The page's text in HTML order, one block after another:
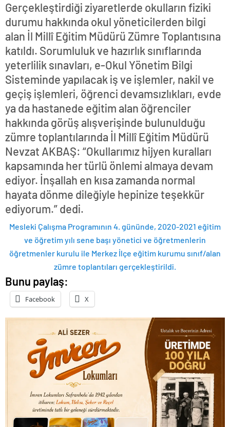
Gerçekleştirdiği ziyaretlerde okulların fiziki
durumu hakkında okul yöneticilerden bilgi
alan İl Millî Eğitim Müdürü Zümre Toplantısına
katıldı. Sorumluluk ve hazırlık sınıflarında
yeterlilik sınavları, e-Okul Yönetim Bilgi
Sisteminde yapılacak iş ve işlemler, nakil ve
geçiş işlemleri, öğrenci devamsızlıkları, evde
ya da hastanede eğitim alan öğrenciler
hakkında görüş alışverişinde bulunulduğu
zümre toplantılarında İl Millî Eğitim Müdürü
Nevzat AKBAŞ: “Okullarımız hijyen kuralları
kapsamında her türlü önlemi almaya devam
ediyor. İnşallah en kısa zamanda normal
hayata dönme dileğiyle hepinize teşekkür
ediyorum.” dedi.
Mesleki Çalışma Programının 4. gününde, 2020-2021 eğitim
ve öğretim yılı sene başı yönetici ve öğretmenlerin
öğretmenler kurulu ile Merkez İlçe eğitim kurumu sınıf/alan
zümre toplantıları gerçekleştirildi.
Bunu paylaş:
Facebook X